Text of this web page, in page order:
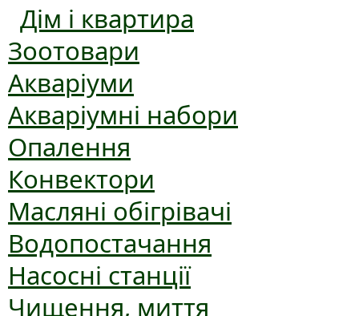
Дім і квартира
Зоотовари
Акваріуми
Акваріумні набори
Опалення
Конвектори
Масляні обігрівачі
Водопостачання
Насосні станції
Чищення, миття